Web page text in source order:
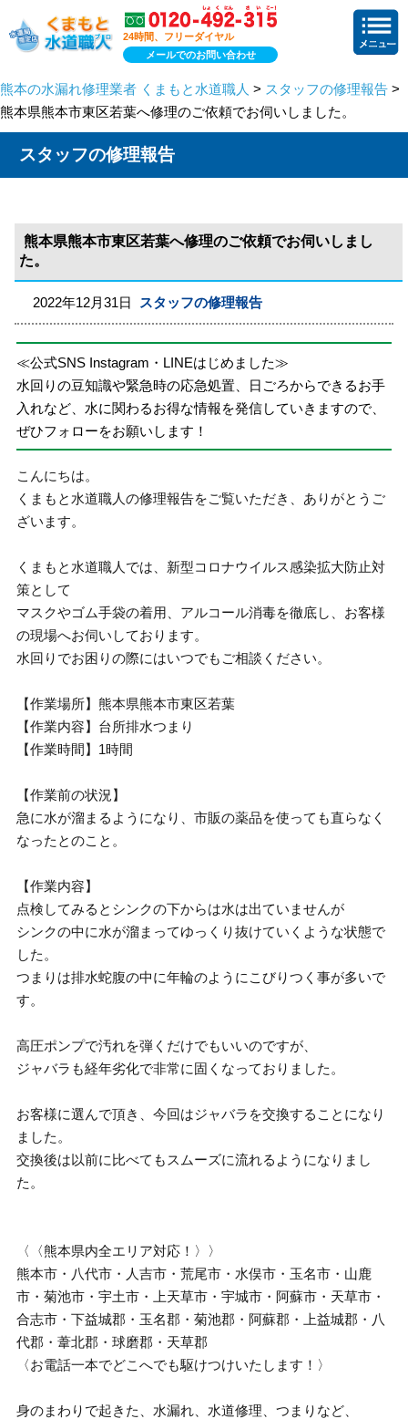
24時間、フリーダイヤル
メールでのお問い合わせ
熊本の水漏れ修理業者 くまもと水道職人 > スタッフの修理報告 >
熊本県熊本市東区若葉へ修理のご依頼でお伺いしました。
スタッフの修理報告
熊本県熊本市東区若葉へ修理のご依頼でお伺いしまし
た。
2022年12月31日 スタッフの修理報告
≪公式SNS Instagram・LINEはじめました≫
水回りの豆知識や緊急時の応急処置、日ごろからできるお手
入れなど、水に関わるお得な情報を発信していきますので、
ぜひフォローをお願いします！
こんにちは。
くまもと水道職人の修理報告をご覧いただき、ありがとうご
ざいます。
くまもと水道職人では、新型コロナウイルス感染拡大防止対
策として
マスクやゴム手袋の着用、アルコール消毒を徹底し、お客様
の現場へお伺いしております。
水回りでお困りの際にはいつでもご相談ください。
【作業場所】熊本県熊本市東区若葉
【作業内容】台所排水つまり
【作業時間】1時間
【作業前の状況】
急に水が溜まるようになり、市販の薬品を使っても直らなく
なったとのこと。
【作業内容】
点検してみるとシンクの下からは水は出ていませんが
シンクの中に水が溜まってゆっくり抜けていくような状態で
した。
つまりは排水蛇腹の中に年輪のようにこびりつく事が多いで
す。
高圧ポンプで汚れを弾くだけでもいいのですが、
ジャバラも経年劣化で非常に固くなっておりました。
お客様に選んで頂き、今回はジャバラを交換することになり
ました。
交換後は以前に比べてもスムーズに流れるようになりまし
た。
〈〈熊本県内全エリア対応！〉〉
熊本市・八代市・人吉市・荒尾市・水俣市・玉名市・山鹿
市・菊池市・宇土市・上天草市・宇城市・阿蘇市・天草市・
合志市・下益城郡・玉名郡・菊池郡・阿蘇郡・上益城郡・八
代郡・葦北郡・球磨郡・天草郡
〈お電話一本でどこへでも駆けつけいたします！〉
身のまわりで起きた、水漏れ、水道修理、つまりなど、